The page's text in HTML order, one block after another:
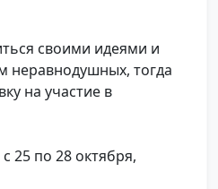
своими идеями и
неравнодушных, тогда
на участие в
25 по 28 октября,